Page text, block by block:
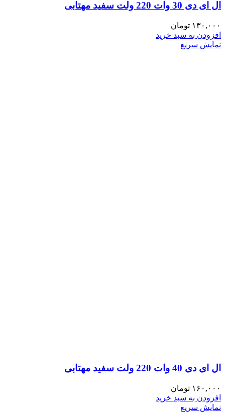
ال ای دی 30 وات 220 ولت سفید مهتابی
۱۳۰,۰۰۰ تومان
افزودن به سبد خرید
نمایش سریع
ال ای دی 40 وات 220 ولت سفید مهتابی
۱۶۰,۰۰۰ تومان
افزودن به سبد خرید
نمایش سریع